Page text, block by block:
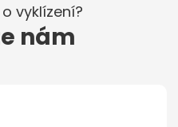
vyklízení?
nám